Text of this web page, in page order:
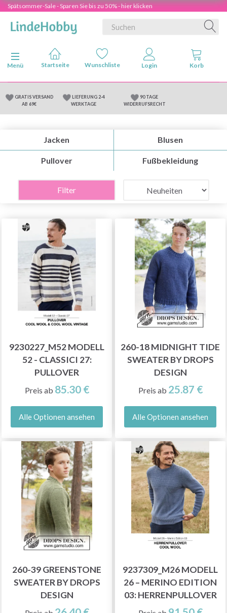
Spätsommer-Sale - Sparen Sie bis zu 50% - hier klicken
Anzeige ändern
Menü
GRATIS VERSAND
AB 69€
LIEFERUNG 2-4
WERKTAGE
90 TAGE
WIDERRUFSRECHT
Jacken Blusen
Pullover Fußbekleidung
Filter
9230227_M52 MODELL
52 - CLASSICI 27:
PULLOVER
Preis ab 85.30 €
Alle Optionen ansehen
260-18 MIDNIGHT TIDE
SWEATER BY DROPS
DESIGN
Preis ab 25.87 €
Alle Optionen ansehen
260-39 GREENSTONE
SWEATER BY DROPS
DESIGN
9237309_M26 MODELL
26 – MERINO EDITION
03: HERRENPULLOVER